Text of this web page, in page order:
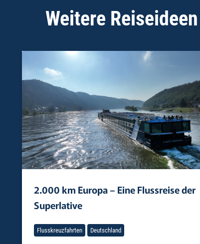
Weitere Reiseideen
2.000 km Europa – Eine Flussreise der
Superlative
Flusskreuzfahrten Deutschland